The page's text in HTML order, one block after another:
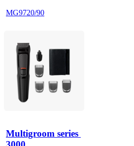
MG9720/90
Multigroom series